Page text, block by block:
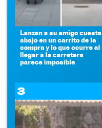
Lanzan a su amigo cuesta
abajo en un carrito de la
compra y lo que ocurre al
llegar a la carretera
parece imposible
3